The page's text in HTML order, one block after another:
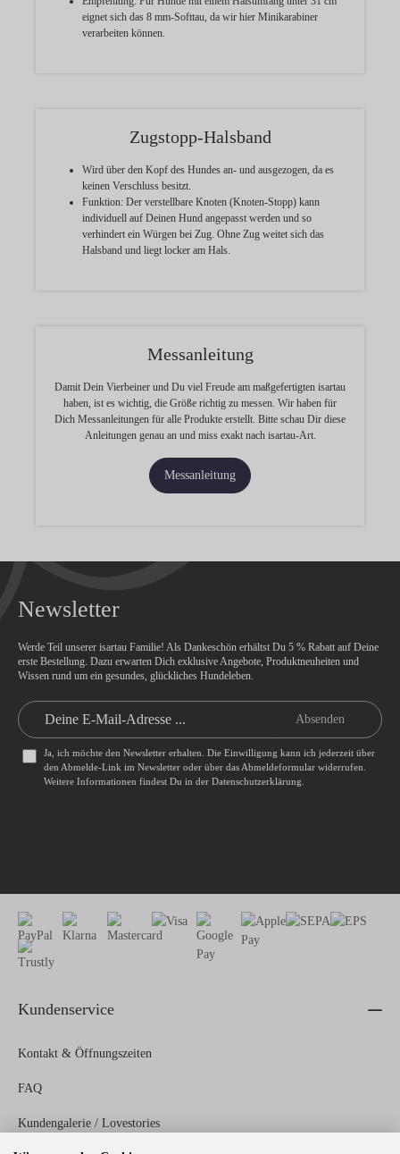
eignet sich das 8 mm-Softtau, da wir hier Minikarabiner
verarbeiten können.
Zugstopp-Halsband
Wird über den Kopf des Hundes an- und ausgezogen, da es
keinen Verschluss besitzt.
Funktion: Der verstellbare Knoten (Knoten-Stopp) kann
individuell auf Deinen Hund angepasst werden und so
verhindert ein Würgen bei Zug. Ohne Zug weitet sich das
Halsband und liegt locker am Hals.
Messanleitung
Damit Dein Vierbeiner und Du viel Freude am maßgefertigten isartau
haben, ist es wichtig, die Größe richtig zu messen. Wir haben für
Dich Messanleitungen für alle Produkte erstellt. Bitte schau Dir diese
Anleitungen genau an und miss exakt nach isartau-Art.
Messanleitung
Newsletter
Werde Teil unserer isartau Familie! Als Dankeschön erhältst Du 5 % Rabatt auf Deine
erste Bestellung. Dazu erwarten Dich exklusive Angebote, Produktneuheiten und
Wissen rund um ein gesundes, glückliches Hundeleben.
Absenden
Ja, ich möchte den Newsletter erhalten. Die Einwilligung kann ich jederzeit über
den Abmelde-Link im Newsletter oder über das Abmeldeformularwiderrufen.
Weitere Informationen findest Du in der Datenschutzerklärung
Kundenservice
Kontakt & Öffnungszeiten
FAQ
Kundengalerie / Lovestories